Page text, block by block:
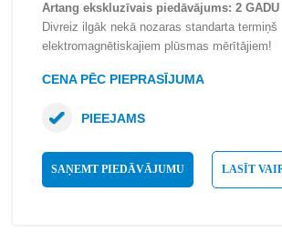
Artang ekskluzīvais piedāvājums: 2 GADU
Divreiz ilgāk nekā nozaras standarta termiņš
elektromagnētiskajiem plūsmas mērītājiem!
CENA PĒC PIEPRASĪJUMA
SAŅEMT PIEDĀVĀJUMU LASĪT
PIEEJAMS